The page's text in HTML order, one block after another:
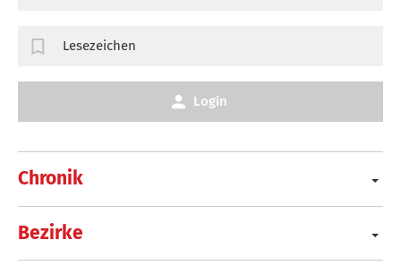
Chronik
Bezirke
Lesezeichen
Login